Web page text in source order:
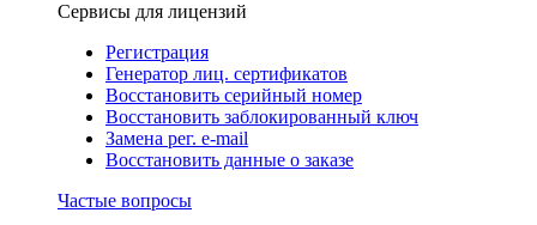
Сервисы для лицензий
Регистрация
Генератор лиц. сертификатов
Восстановить серийный номер
Восстановить заблокированный ключ
Замена рег. e-mail
Восстановить данные о заказе
Частые вопросы